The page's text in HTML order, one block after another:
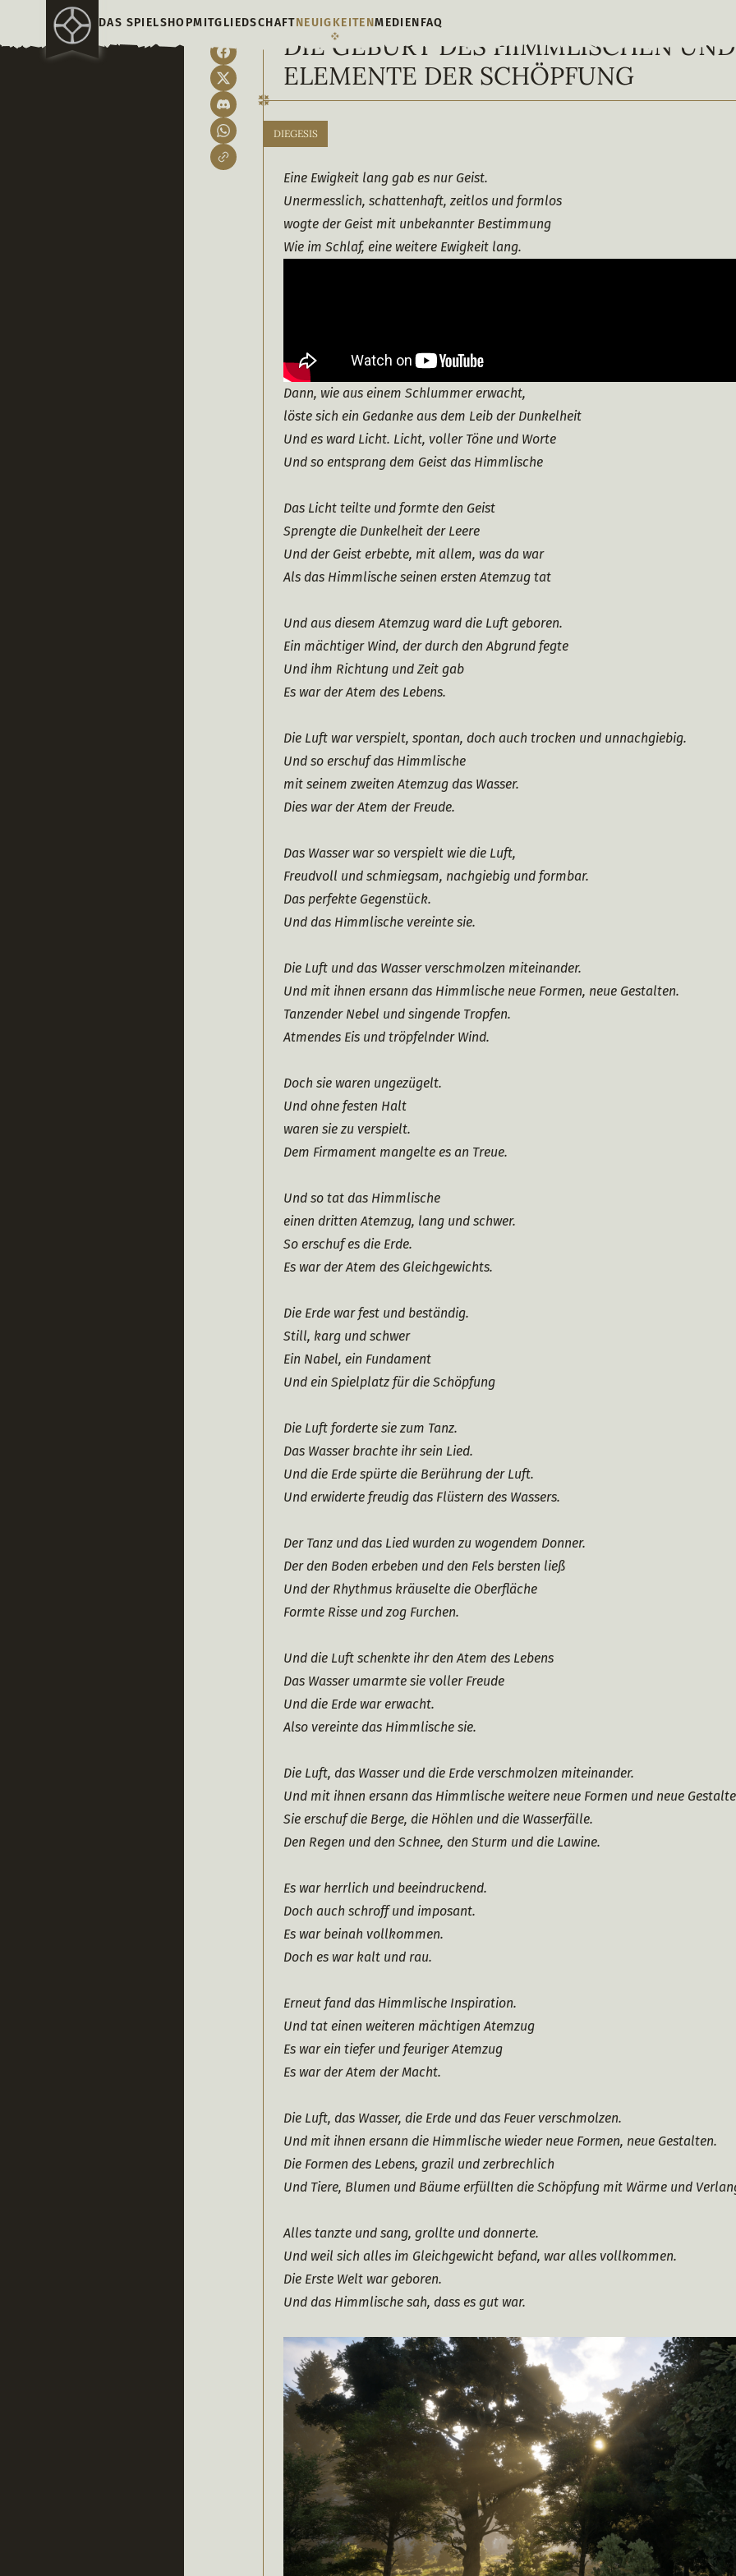
DAS SPIELSHOPMITGLIEDSCHAFTNEUIGKEITENMEDIENFAQ
DIE GEBURT DES HIMMLISCHEN
ELEMENTE DER SCHÖPFUNG
DIEGESIS
Eine Ewigkeit lang gab es nur Geist.
Unermesslich, schattenhaft, zeitlos und formlos
wogte der Geist mit unbekannter Bestimmung
Wie im Schlaf, eine weitere Ewigkeit lang.
Dann, wie aus einem Schlummer erwacht,
löste sich ein Gedanke aus dem Leib der Dunkelheit
Und es ward Licht. Licht, voller Töne und Worte
Und so entsprang dem Geist das Himmlische
Das Licht teilte und formte den Geist
Sprengte die Dunkelheit der Leere
Und der Geist erbebte, mit allem, was da war
Als das Himmlische seinen ersten Atemzug tat
Und aus diesem Atemzug ward die Luft geboren.
Ein mächtiger Wind, der durch den Abgrund fegte
Und ihm Richtung und Zeit gab
Es war der Atem des Lebens.
Die Luft war verspielt, spontan, doch auch trocken und unnachgiebig.
Und so erschuf das Himmlische
mit seinem zweiten Atemzug das Wasser.
Dies war der Atem der Freude.
Das Wasser war so verspielt wie die Luft,
Freudvoll und schmiegsam, nachgiebig und formbar.
Das perfekte Gegenstück.
Und das Himmlische vereinte sie.
Die Luft und das Wasser verschmolzen miteinander.
Und mit ihnen ersann das Himmlische neue Formen, neue Gestalten.
Tanzender Nebel und singende Tropfen.
Atmendes Eis und tröpfelnder Wind.
Doch sie waren ungezügelt.
Und ohne festen Halt
waren sie zu verspielt.
Dem Firmament mangelte es an Treue.
Und so tat das Himmlische
einen dritten Atemzug, lang und schwer.
So erschuf es die Erde.
Es war der Atem des Gleichgewichts.
Die Erde war fest und beständig.
Still, karg und schwer
Ein Nabel, ein Fundament
Und ein Spielplatz für die Schöpfung
Die Luft forderte sie zum Tanz.
Das Wasser brachte ihr sein Lied.
Und die Erde spürte die Berührung der Luft.
Und erwiderte freudig das Flüstern des Wassers.
Der Tanz und das Lied wurden zu wogendem Donner.
Der den Boden erbeben und den Fels bersten ließ
Und der Rhythmus kräuselte die Oberfläche
Formte Risse und zog Furchen.
Und die Luft schenkte ihr den Atem des Lebens
Das Wasser umarmte sie voller Freude
Und die Erde war erwacht.
Also vereinte das Himmlische sie.
Die Luft, das Wasser und die Erde verschmolzen miteinander.
Und mit ihnen ersann das Himmlische weitere neue Formen und neue
Sie erschuf die Berge, die Höhlen und die Wasserfälle.
Den Regen und den Schnee, den Sturm und die Lawine.
Es war herrlich und beeindruckend.
Doch auch schroff und imposant.
Es war beinah vollkommen.
Doch es war kalt und rau.
Erneut fand das Himmlische Inspiration.
Und tat einen weiteren mächtigen Atemzug
Es war ein tiefer und feuriger Atemzug
Es war der Atem der Macht.
Die Luft, das Wasser, die Erde und das Feuer verschmolzen.
Und mit ihnen ersann die Himmlische wieder neue Formen, neue Gestalten.
Die Formen des Lebens, grazil und zerbrechlich
Und Tiere, Blumen und Bäume erfüllten die Schöpfung mit Wärme und
Alles tanzte und sang, grollte und donnerte.
Und weil sich alles im Gleichgewicht befand, war alles vollkommen.
Die Erste Welt war geboren.
Und das Himmlische sah, dass es gut war.